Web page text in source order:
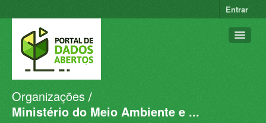
Entrar
Conjuntos de dados
Organizações
Organizações
Ministério do Meio Ambiente e ...